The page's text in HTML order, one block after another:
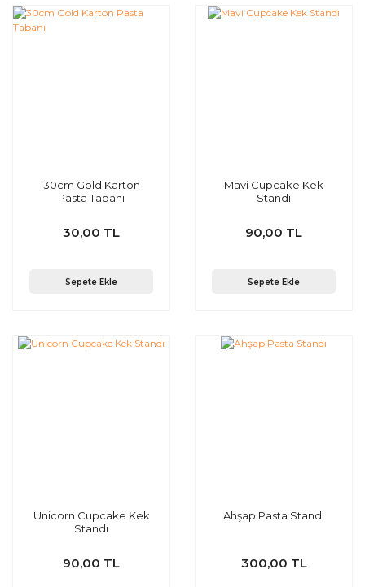
30cm Gold Karton
Pasta Tabanı
30,00 TL
Sepete Ekle
Mavi Cupcake Kek
Standı
90,00 TL
Sepete Ekle
Unicorn Cupcake Kek
Standı
90,00 TL
Ahşap Pasta Standı
300,00 TL